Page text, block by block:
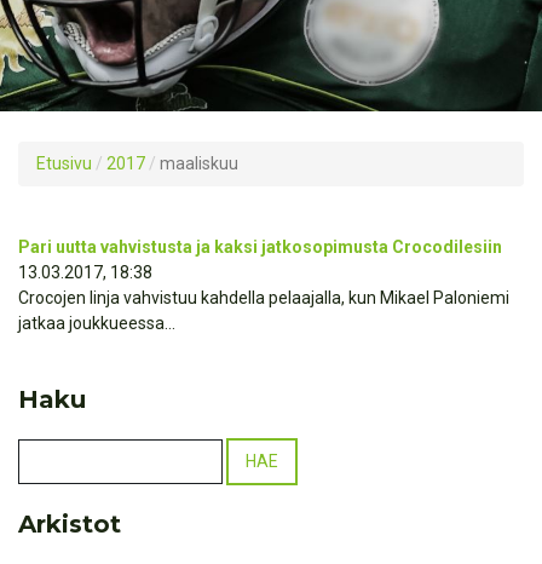
Etusivu / 2017 / maaliskuu
Pari uutta vahvistusta ja kaksi jatkosopimusta Crocodilesiin
13.03.2017, 18:38
Crocojen linja vahvistuu kahdella pelaajalla, kun Mikael Paloniemi
jatkaa joukkueessa...
Haku
Arkistot